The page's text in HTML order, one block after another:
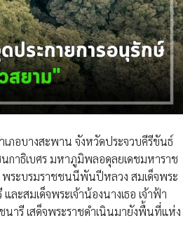
ภอบางสะพาน จังหวัดประจวบคีรีขันธ์
าธิเบศร มหาภูมิพลอดุลยเดชมหาราช
ระบรมราชชนนีพันปีหลวง สมเด็จพระ
ะสมเด็จพระเจ้าน้องนางเธอ เจ้าฟ้า
ารี เสด็จพระราชดำเนินมายังพื้นที่แห่ง